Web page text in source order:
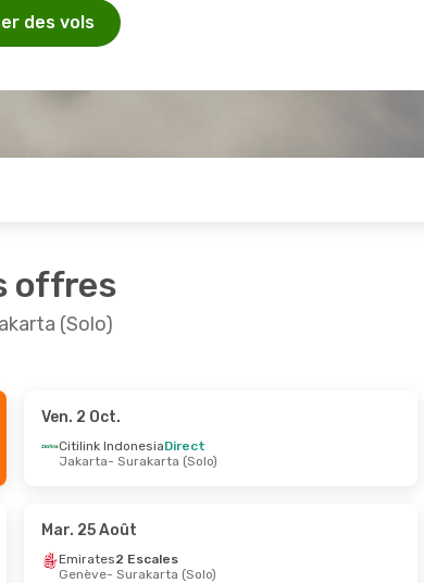
des vols
offres
(Solo)
Direct
(Solo)
Ven. 2 Oct.
Citilink IndonesiaDirect
Jakarta- Surakarta (Solo)
Mar. 25 Août
Emirates2 Escales
Genève- Surakarta (Solo)